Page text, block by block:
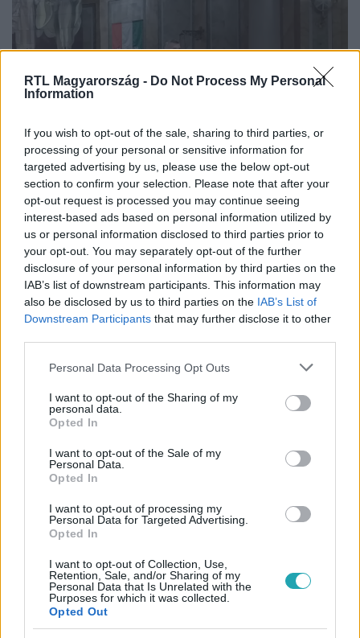
RTL Magyarország - Do Not Process My Personal
Information
If you wish to opt-out of the sale, sharing to third parties, or
processing of your personal or sensitive information for
targeted advertising by us, please use the below opt-out
section to confirm your selection. Please note that after your
opt-out request is processed you may continue seeing
interest-based ads based on personal information utilized by
us or personal information disclosed to third parties prior to
your opt-out. You may separately opt-out of the further
disclosure of your personal information by third parties on the
IAB’s list of downstream participants. This information may
also be disclosed by us to third parties on the IAB’s List of
Downstream Participants that may further disclose it to other
Please note that this website/app uses one or more Google
not limited to your visit or usage behaviour. You may click to
grant or deny consent to Google and its third-party tags to
use your data for below specified purposes in below Google
consent section.
Personal Data Processing Opt Outs
I want to opt-out of the Sharing of my
personal data.
Opted In
I want to opt-out of the Sale of my
Personal Data.
Opted In
I want to opt-out of processing my
Personal Data for Targeted Advertising.
Opted In
I want to opt-out of Collection, Use,
Retention, Sale, and/or Sharing of my
Personal Data that Is Unrelated with the
Purposes for which it was collected.
Opted Out
Belföld
2023. március 1. 7:49
Pál Feri atya: Magyarként mi a kísértésünk? Hogy
azt mondjuk, jobb, ha egy nép vész el, mint ha
nekünk bajunk lesz
Az atya múlt vasárnapi prédikációjában arról beszélt,
hogy a kísértés nemcsak az egyéneket, hanem a
közösségeket is próbára teheti.
2023. február 17. 20:03
A ChatGPT-vel iratott prédikációt egy rabbi, a
gyülekezete reakciója pedig halálra rémítette
Azért attól egyelőre nem tart, hogy a robot elveszi a